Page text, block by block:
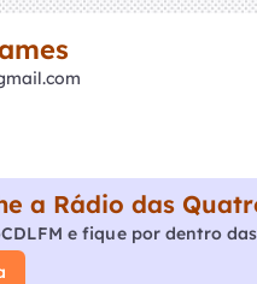
a Rádio das
e fique por dentro